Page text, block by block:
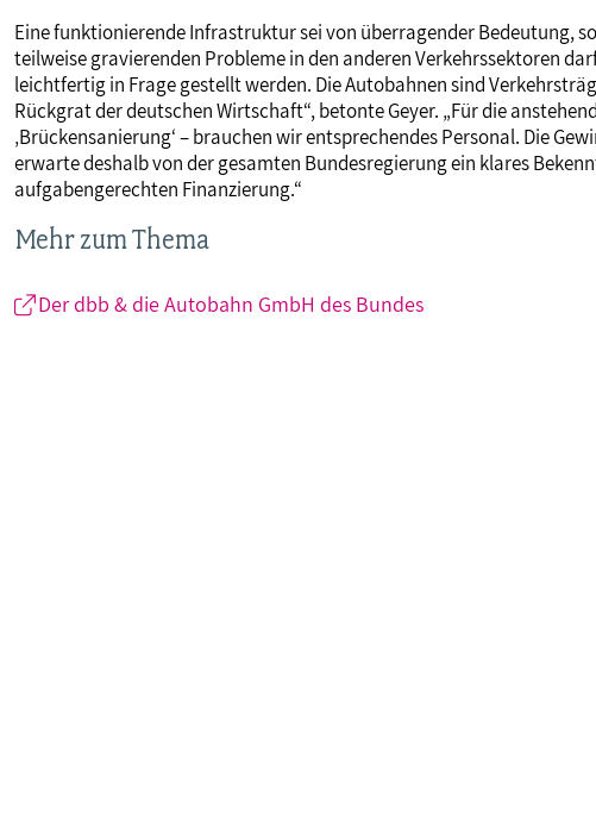
Eine funktionierende Infrastruktur sei von überragender Bedeutung,
teilweise gravierenden Probleme in den anderen Verkehrssektoren
leichtfertig in Frage gestellt werden. Die Autobahnen sind
Rückgrat der deutschen Wirtschaft“, betonte Geyer. „Für die
‚Brückensanierung‘ – brauchen wir entsprechendes Personal. Die
erwarte deshalb von der gesamten Bundesregierung ein klares
aufgabengerechten Finanzierung.“
Mehr zum Thema
Der dbb & die Autobahn GmbH des Bundes